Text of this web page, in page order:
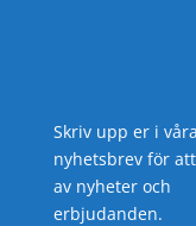
Skriv upp er i
nyhetsbrev för
av nyheter och
erbjudanden.